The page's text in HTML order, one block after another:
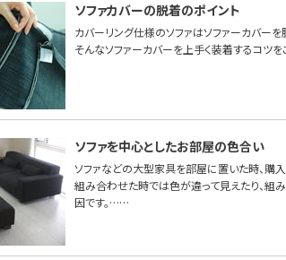
ソファカバーの脱着のポイント
カバーリング仕様のソファはソファーカバー
そんなソファーカバーを上手く装着するコツ
ソファを中心としたお部屋の色合い
ソファなどの大型家具を部屋に置いた時、購
組み合わせた時では色が違って見えたり、組
因です。……